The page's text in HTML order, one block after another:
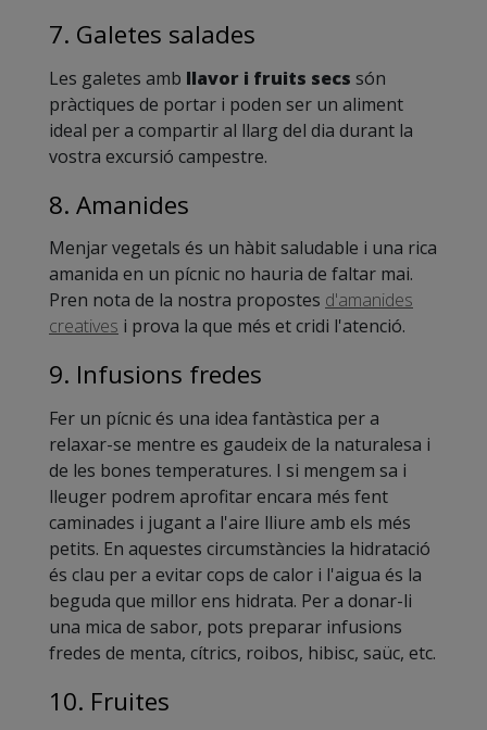
7. Galetes salades
Les galetes amb llavor i fruits secs són
pràctiques de portar i poden ser un aliment
ideal per a compartir al llarg del dia durant la
vostra excursió campestre.
8. Amanides
Menjar vegetals és un hàbit saludable i una rica
amanida en un pícnic no hauria de faltar mai.
Pren nota de la nostra propostes d'amanides
creatives i prova la que més et cridi l'atenció.
9. Infusions fredes
Fer un pícnic és una idea fantàstica per a
relaxar-se mentre es gaudeix de la naturalesa i
de les bones temperatures. I si mengem sa i
lleuger podrem aprofitar encara més fent
caminades i jugant a l'aire lliure amb els més
petits. En aquestes circumstàncies la hidratació
és clau per a evitar cops de calor i l'aigua és la
beguda que millor ens hidrata. Per a donar-li
una mica de sabor, pots preparar infusions
fredes de menta, cítrics, roibos, hibisc, saüc, etc.
10. Fruites